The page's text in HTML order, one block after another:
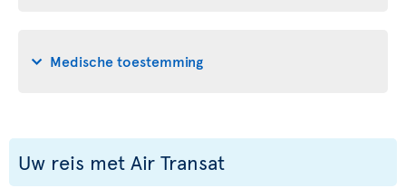
Medische toestemming
Uw reis met Air Transat